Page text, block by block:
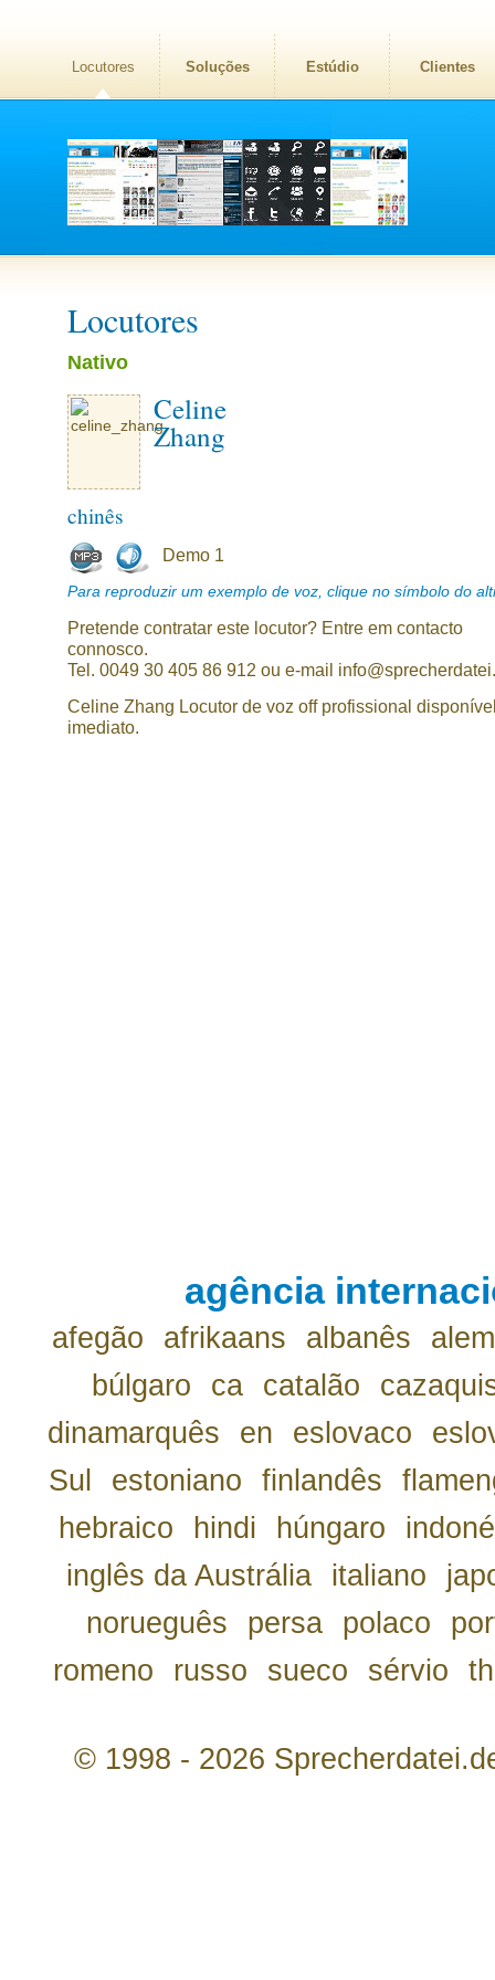
Locutores Soluções Estúdio Clientes
Locutores
Nativo
Celine
Zhang
chinês
Demo 1
Para reproduzir um exemplo de voz, clique no símbolo do
Pretende contratar este locutor? Entre em contacto
connosco.
Tel. 0049 30 405 86 912 ou e-mail
Celine Zhang Locutor de voz off profissional
imediato.
agência
afegão afrikaans albanês
búlgaro
ca catalão
dinamarquês
en eslovaco
Sul
estoniano finlandês
hebraico
hindi húngaro
inglês da Austrália
italiano
norueguês
persa polaco
romeno
russo sueco sérvio th
© 1998 - 2026